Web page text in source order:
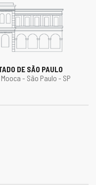
DE SÃO PAULO
- São Paulo - SP